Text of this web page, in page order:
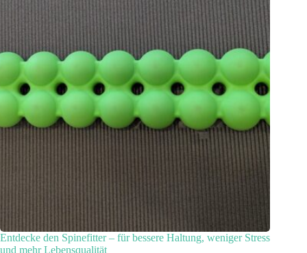
Entdecke den Spinefitter – für bessere Haltung, weniger Stress
und mehr Lebensqualität